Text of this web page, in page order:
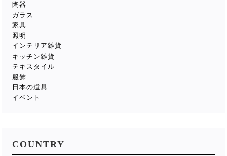
陶器
ガラス
家具
照明
インテリア雑貨
キッチン雑貨
テキスタイル
服飾
日本の道具
イベント
COUNTRY